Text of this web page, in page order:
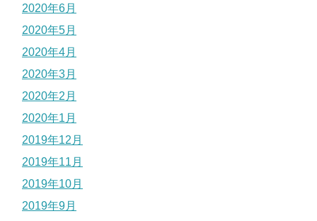
2020年6月
2020年5月
2020年4月
2020年3月
2020年2月
2020年1月
2019年12月
2019年11月
2019年10月
2019年9月